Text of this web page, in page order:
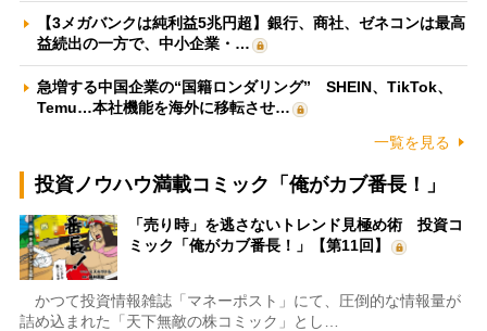
【3メガバンクは純利益5兆円超】銀行、商社、ゼネコンは最高
益続出の一方で、中小企業・…
急増する中国企業の“国籍ロンダリング” SHEIN、TikTok、
Temu…本社機能を海外に移転させ…
一覧を見る
投資ノウハウ満載コミック「俺がカブ番長！」
「売り時」を逃さないトレンド見極め術 投資コ
ミック「俺がカブ番長！」【第11回】
かつて投資情報雑誌「マネーポスト」にて、圧倒的な情報量が
詰め込まれた「天下無敵の株コミック」とし…